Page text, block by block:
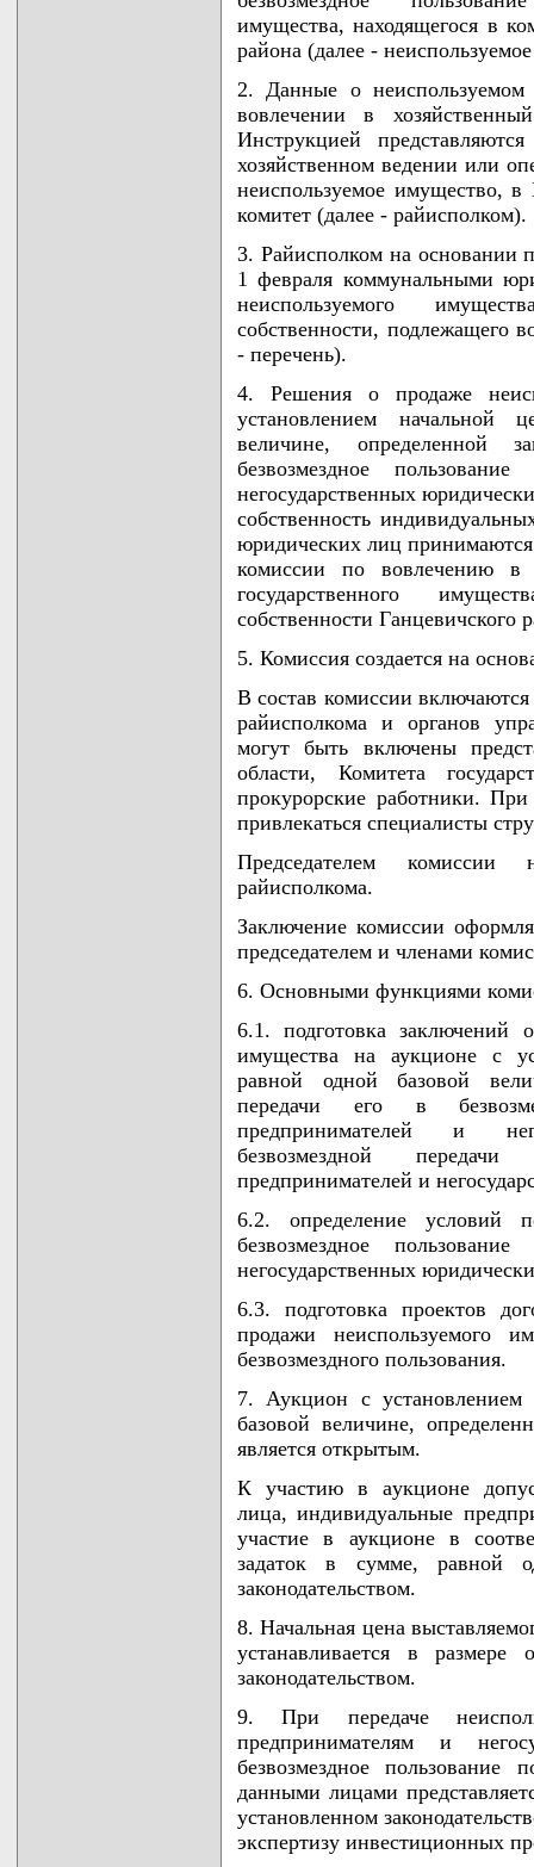
имущества, находящегося в
района (далее -
2. Данные о
вовлечении в
Инструкцией
хозяйственном ведении или
неиспользуемое имущество,
комитет (далее - райисполком).
3. Райисполком на основании
1 февраля коммунальными
неиспользуемого
собственности, подлежащего
- перечень).
4. Решения о продаже
установлением
величине, определенной
безвозмездное
негосударственных
собственность
юридических лиц
комиссии по вовлечению в
государственного
собственности Ганцевичского
5. Комиссия создается на
В состав комиссии
райисполкома и органов
могут быть включены
области, Комитета
прокурорские работники.
привлекаться специалисты
Председателем комиссии
райисполкома.
Заключение комиссии
председателем и членами
6. Основными функциями
6.1. подготовка заключений
имущества на аукционе с
равной одной базовой
передачи его в
предпринимателей и
безвозмездной
предпринимателей и
6.2. определение условий
безвозмездное
негосударственных
6.3. подготовка проектов
продажи неиспользуемого
безвозмездного пользования.
7. Аукцион с
базовой величине,
является открытым.
К участию в аукционе
лица, индивидуальные
участие в аукционе в
задаток в сумме, равной
законодательством.
8. Начальная цена
устанавливается в размере
законодательством.
9. При передаче
предпринимателям и
безвозмездное пользование
данными лицами
установленном
экспертизу инвестиционных